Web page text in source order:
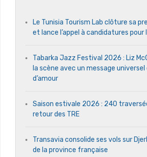
Le Tunisia Tourism Lab clôture sa
et lance l’appel à candidatures pour
Tabarka Jazz Festival 2026 : Liz
la scène avec un message
d’amour
Saison estivale 2026 : 240
retour des TRE
Transavia consolide ses vols sur
de la province française